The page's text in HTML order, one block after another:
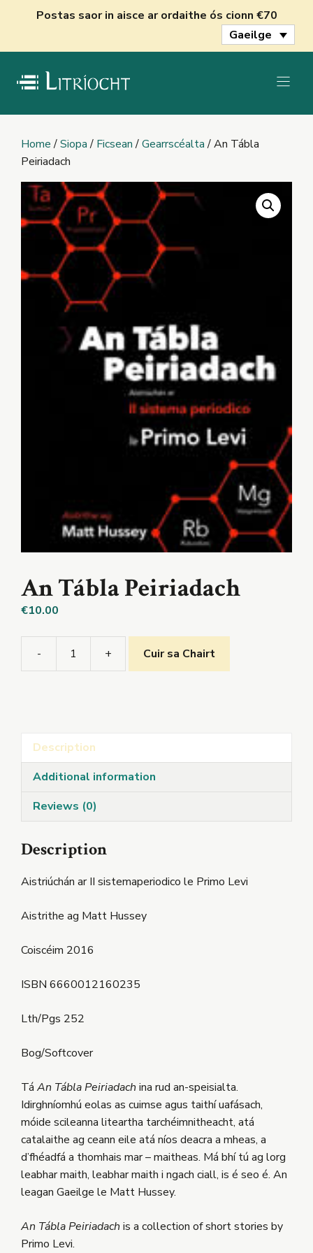
Postas saor in aisce ar ordaithe ós cionn €70
Gaeilge
Home/Siopa/ Ficsean/Gearrscéalta/ An Tábla
Peiriadach
An Tábla Peiriadach
€10.00
- + Cuir sa Chairt
Description
Additional information
Reviews (0)
Description
Aistriúchán ar II sistemaperiodico le Primo Levi
Aistrithe ag Matt Hussey
Coiscéim 2016
ISBN 6660012160235
Lth/Pgs 252
Bog/Softcover
Tá An Tábla Peiriadach ina rud an-speisialta.
Idirghníomhú eolas as cuimse agus taithí uafásach,
móide scileanna liteartha tarchéimnitheacht, atá
catalaithe ag ceann eile atá níos deacra a mheas, a
d’fhéadfá a thomhais mar – maitheas. Má bhí tú ag lorg
leabhar maith, leabhar maith i ngach ciall, is é seo é. An
leagan Gaeilge le Matt Hussey.
An Tábla Peiriadach is a collection of short stories by
Primo Levi.